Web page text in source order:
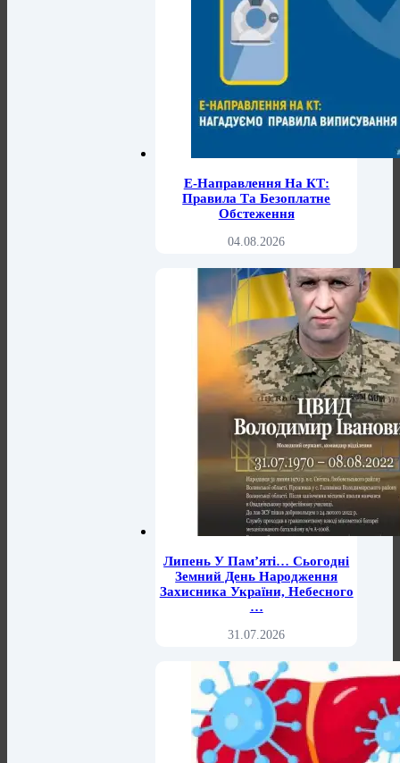
Е-Направлення На КТ:
Правила Та Безоплатне
Обстеження
04.08.2026
Липень У Пам’яті… Сьогодні
Земний День Народження
Захисника України, Небесного
…
31.07.2026